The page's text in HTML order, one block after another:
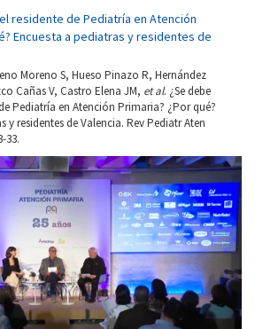
residente de Pediatría en Atención
Encuesta a pediatras y residentes de
Moreno S, Hueso Pinazo R, Hernández
Cañas V, Castro Elena JM, et al. ¿Se debe
Pediatría en Atención Primaria? ¿Por qué?
y residentes de Valencia. Rev Pediatr Aten
33.